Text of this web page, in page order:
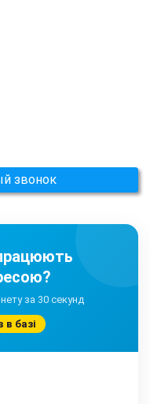
звонок
за 30 секунд
в базі